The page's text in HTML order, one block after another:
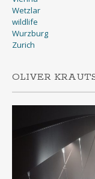
Wetzlar
wildlife
Wurzburg
Zurich
OLIVER